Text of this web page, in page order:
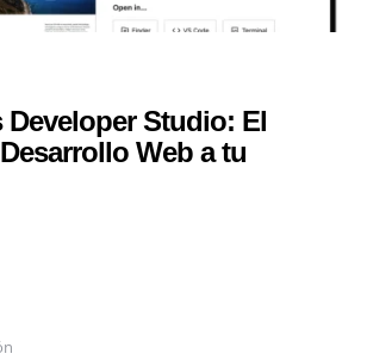
Developer Studio: El
Web a tu